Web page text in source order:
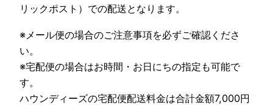
リックポスト）での配送となります。
※メール便の場合のご注意事項を必ずご確認くださ
い。
※宅配便の場合はお時間・お日にちの指定も可能で
す。
ハウンディーズの宅配便配送料金は合計金額7,000円